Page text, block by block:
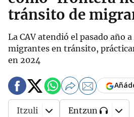
tránsito de
La CAV atendió el pasado año a
migrantes en tránsito,
en 2024
Itzuli Entzun